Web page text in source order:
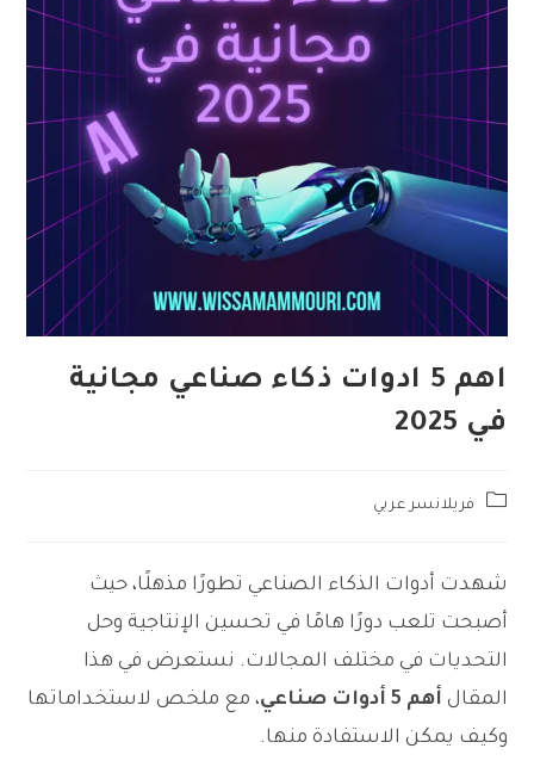
اهم 5 ادوات ذكاء صناعي مجانية
في 2025
Post فريلانسر عربي
شهدت أدوات الذكاء الصناعي تطورًا مذهلًا، حيث
أصبحت تلعب دورًا هامًا في تحسين الإنتاجية وحل
التحديات في مختلف المجالات. نستعرض في هذا
المقال أهم 5 أدوات صناعي
، مع ملخص لاستخداماتها
وكيف يمكن الاستفادة منها.